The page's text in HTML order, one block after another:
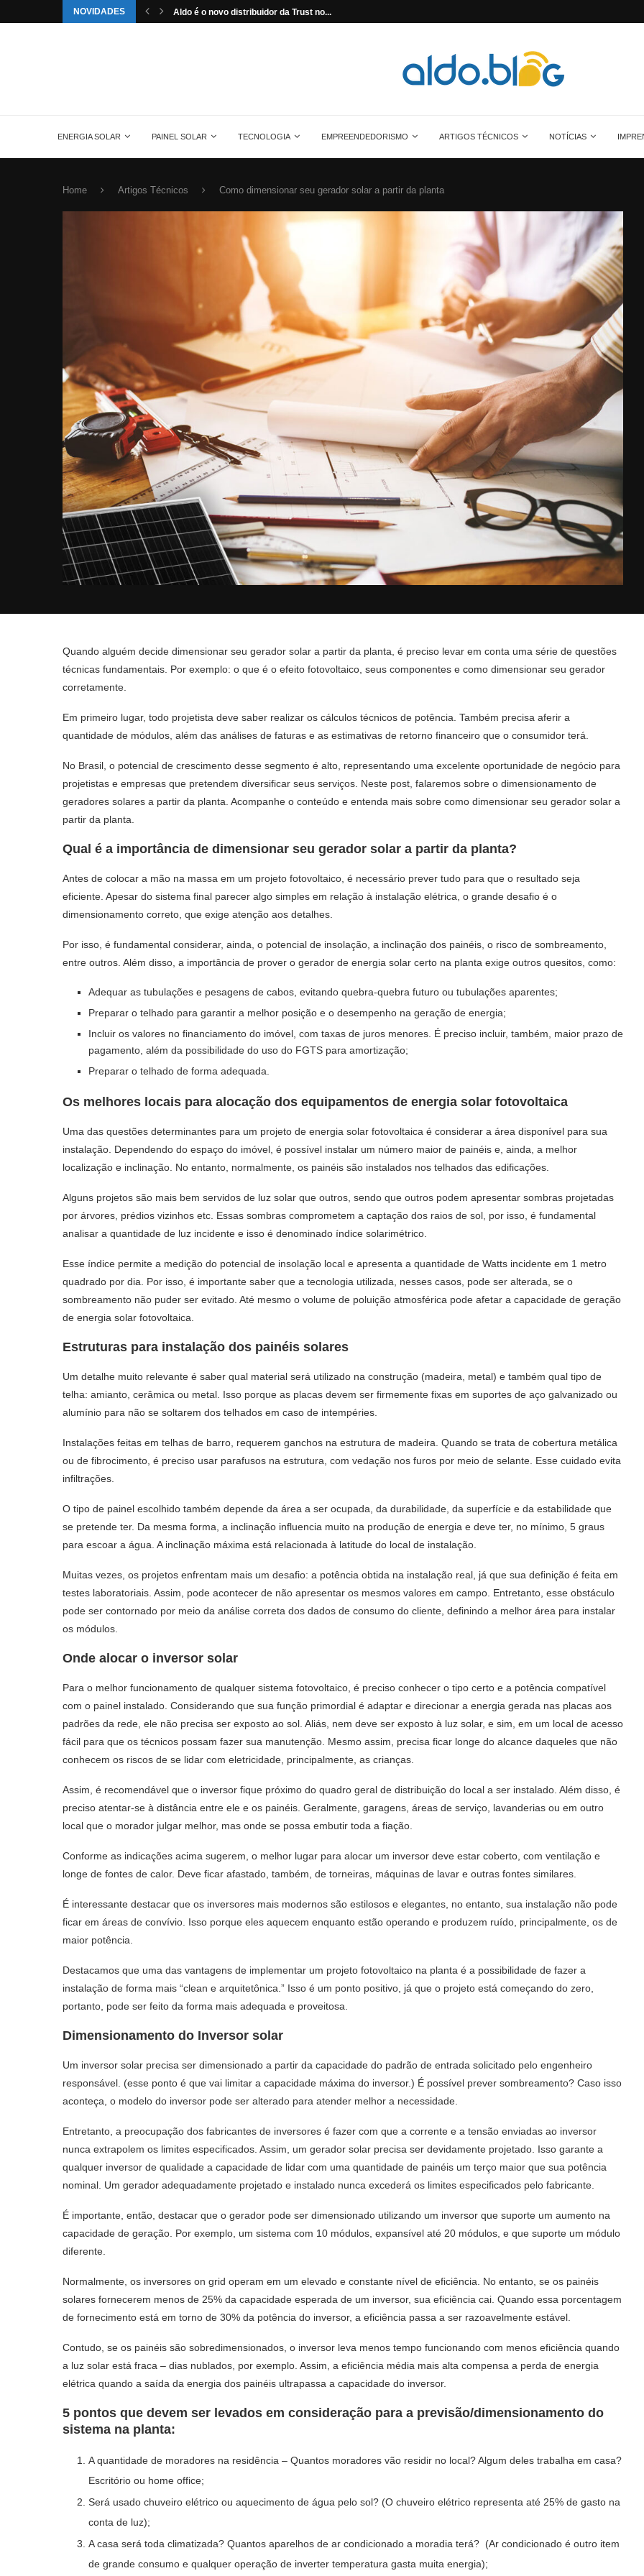
NOVIDADES Saiba tudo sobre o painel solar monocristalino
ENERGIA SOLAR PAINEL SOLAR TECNOLOGIA EMPREENDEDORISMO ARTIGOS TÉCNICOS NOTÍCIAS
Home Artigos Técnicos Como dimensionar seu gerador solar a partir da planta
Quando alguém decide dimensionar seu gerador solar a partir da planta, é preciso levar em conta uma série de questões
técnicas fundamentais. Por exemplo: o que é o efeito fotovoltaico, seus componentes e como dimensionar seu gerador
corretamente.
Em primeiro lugar, todo projetista deve saber realizar os cálculos técnicos de potência. Também precisa aferir a
quantidade de módulos, além das análises de faturas e as estimativas de retorno financeiro que o consumidor terá.
No Brasil, o potencial de crescimento desse segmento é alto, representando uma excelente oportunidade de negócio para
projetistas e empresas que pretendem diversificar seus serviços. Neste post, falaremos sobre o dimensionamento de
geradores solares a partir da planta. Acompanhe o conteúdo e entenda mais sobre como dimensionar seu gerador solar a
partir da planta.
Qual é a importância de dimensionar seu gerador solar a partir da planta?
Antes de colocar a mão na massa em um projeto fotovoltaico, é necessário prever tudo para que o resultado seja
eficiente. Apesar do sistema final parecer algo simples em relação à instalação elétrica, o grande desafio é o
dimensionamento correto, que exige atenção aos detalhes.
Por isso, é fundamental considerar, ainda, o potencial de insolação, a inclinação dos painéis, o risco de sombreamento,
entre outros. Além disso, a importância de prover o gerador de energia solar certo na planta exige outros quesitos, como:
Adequar as tubulações e pesagens de cabos, evitando quebra-quebra futuro ou tubulações aparentes;
Preparar o telhado para garantir a melhor posição e o desempenho na geração de energia;
Incluir os valores no financiamento do imóvel, com taxas de juros menores. É preciso incluir, também, maior prazo de
pagamento, além da possibilidade do uso do FGTS para amortização;
Preparar o telhado de forma adequada.
Os melhores locais para alocação dos equipamentos de energia solar fotovoltaica
Uma das questões determinantes para um projeto de energia solar fotovoltaica é considerar a área disponível para sua
instalação. Dependendo do espaço do imóvel, é possível instalar um número maior de painéis e, ainda, a melhor
localização e inclinação. No entanto, normalmente, os painéis são instalados nos telhados das edificações.
Alguns projetos são mais bem servidos de luz solar que outros, sendo que outros podem apresentar sombras projetadas
por árvores, prédios vizinhos etc. Essas sombras comprometem a captação dos raios de sol, por isso, é fundamental
analisar a quantidade de luz incidente e isso é denominado índice solarimétrico.
Esse índice permite a medição do potencial de insolação local e apresenta a quantidade de Watts incidente em 1 metro
quadrado por dia. Por isso, é importante saber que a tecnologia utilizada, nesses casos, pode ser alterada, se o
sombreamento não puder ser evitado. Até mesmo o volume de poluição atmosférica pode afetar a capacidade de geração
de energia solar fotovoltaica.
Estruturas para instalação dos painéis solares
Um detalhe muito relevante é saber qual material será utilizado na construção (madeira, metal) e também qual tipo de
telha: amianto, cerâmica ou metal. Isso porque as placas devem ser firmemente fixas em suportes de aço galvanizado ou
alumínio para não se soltarem dos telhados em caso de intempéries.
Instalações feitas em telhas de barro, requerem ganchos na estrutura de madeira. Quando se trata de cobertura metálica
ou de fibrocimento, é preciso usar parafusos na estrutura, com vedação nos furos por meio de selante. Esse cuidado evita
infiltrações.
O tipo de painel escolhido também depende da área a ser ocupada, da durabilidade, da superfície e da estabilidade que
se pretende ter. Da mesma forma, a inclinação influencia muito na produção de energia e deve ter, no mínimo, 5 graus
para escoar a água. A inclinação máxima está relacionada à latitude do local de instalação.
Muitas vezes, os projetos enfrentam mais um desafio: a potência obtida na instalação real, já que sua definição é feita em
testes laboratoriais. Assim, pode acontecer de não apresentar os mesmos valores em campo. Entretanto, esse obstáculo
pode ser contornado por meio da análise correta dos dados de consumo do cliente, definindo a melhor área para instalar
os módulos.
Onde alocar o inversor solar
Para o melhor funcionamento de qualquer sistema fotovoltaico, é preciso conhecer o tipo certo e a potência compatível
com o painel instalado. Considerando que sua função primordial é adaptar e direcionar a energia gerada nas placas aos
padrões da rede, ele não precisa ser exposto ao sol. Aliás, nem deve ser exposto à luz solar, e sim, em um local de acesso
fácil para que os técnicos possam fazer sua manutenção. Mesmo assim, precisa ficar longe do alcance daqueles que não
conhecem os riscos de se lidar com eletricidade, principalmente, as crianças.
Assim, é recomendável que o inversor fique próximo do quadro geral de distribuição do local a ser instalado. Além disso, é
preciso atentar-se à distância entre ele e os painéis. Geralmente, garagens, áreas de serviço, lavanderias ou em outro
local que o morador julgar melhor, mas onde se possa embutir toda a fiação.
Conforme as indicações acima sugerem, o melhor lugar para alocar um inversor deve estar coberto, com ventilação e
longe de fontes de calor. Deve ficar afastado, também, de torneiras, máquinas de lavar e outras fontes similares.
É interessante destacar que os inversores mais modernos são estilosos e elegantes, no entanto, sua instalação não pode
ficar em áreas de convívio. Isso porque eles aquecem enquanto estão operando e produzem ruído, principalmente, os de
maior potência.
Destacamos que uma das vantagens de implementar um projeto fotovoltaico na planta é a possibilidade de fazer a
instalação de forma mais “clean e arquitetônica.” Isso é um ponto positivo, já que o projeto está começando do zero,
portanto, pode ser feito da forma mais adequada e proveitosa.
Dimensionamento do Inversor solar
Um inversor solar precisa ser dimensionado a partir da capacidade do padrão de entrada solicitado pelo engenheiro
responsável. (esse ponto é que vai limitar a capacidade máxima do inversor.) É possível prever sombreamento? Caso isso
aconteça, o modelo do inversor pode ser alterado para atender melhor a necessidade.
Entretanto, a preocupação dos fabricantes de inversores é fazer com que a corrente e a tensão enviadas ao inversor
nunca extrapolem os limites especificados. Assim, um gerador solar precisa ser devidamente projetado. Isso garante a
qualquer inversor de qualidade a capacidade de lidar com uma quantidade de painéis um terço maior que sua potência
nominal. Um gerador adequadamente projetado e instalado nunca excederá os limites especificados pelo fabricante.
É importante, então, destacar que o gerador pode ser dimensionado utilizando um inversor que suporte um aumento na
capacidade de geração. Por exemplo, um sistema com 10 módulos, expansível até 20 módulos, e que suporte um módulo
diferente.
Normalmente, os inversores on grid operam em um elevado e constante nível de eficiência. No entanto, se os painéis
solares fornecerem menos de 25% da capacidade esperada de um inversor, sua eficiência cai. Quando essa porcentagem
de fornecimento está em torno de 30% da potência do inversor, a eficiência passa a ser razoavelmente estável.
Contudo, se os painéis são sobredimensionados, o inversor leva menos tempo funcionando com menos eficiência quando
a luz solar está fraca – dias nublados, por exemplo. Assim, a eficiência média mais alta compensa a perda de energia
elétrica quando a saída da energia dos painéis ultrapassa a capacidade do inversor.
5 pontos que devem ser levados em consideração para a previsão/dimensionamento do
sistema na planta:
A quantidade de moradores na residência – Quantos moradores vão residir no local? Algum deles trabalha em casa?
Escritório ou home office;
Será usado chuveiro elétrico ou aquecimento de água pelo sol? (O chuveiro elétrico representa até 25% de gasto na
conta de luz);
A casa será toda climatizada? Quantos aparelhos de ar condicionado a moradia terá? (Ar condicionado é outro item
de grande consumo e qualquer operação de inverter temperatura gasta muita energia);